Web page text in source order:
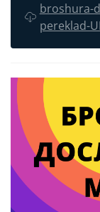
broshura-
pereklad-